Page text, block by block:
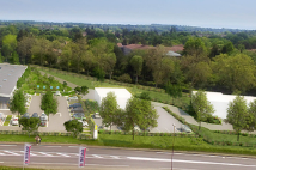
SUPERMARCHE «
» + M.S.